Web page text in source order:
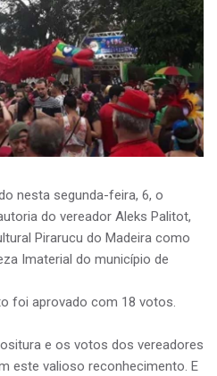
nesta segunda-feira, 6, o
do vereador Aleks Palitot,
Pirarucu do Madeira como
Imaterial do município de
foi aprovado com 18 votos.
e os votos dos vereadores
este valioso reconhecimento. E